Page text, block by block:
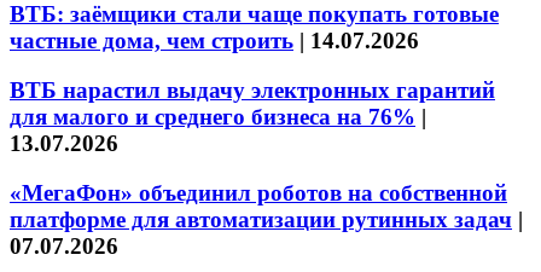
ВТБ: заёмщики стали чаще покупать готовые
частные дома, чем строить | 14.07.2026
ВТБ нарастил выдачу электронных гарантий
для малого и среднего бизнеса на 76% |
13.07.2026
«МегаФон» объединил роботов на собственной
платформе для автоматизации рутинных задач |
07.07.2026